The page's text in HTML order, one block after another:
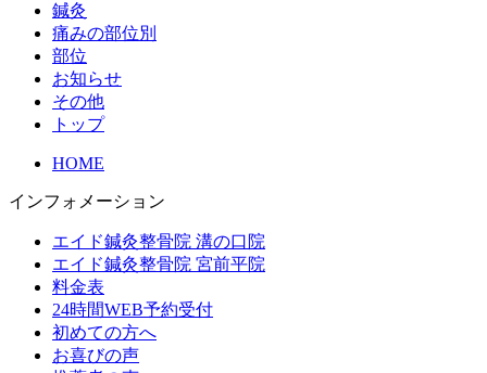
鍼灸
痛みの部位別
部位
お知らせ
その他
トップ
HOME
インフォメーション
エイド鍼灸整骨院 溝の口院
エイド鍼灸整骨院 宮前平院
料金表
24時間WEB予約受付
初めての方へ
お喜びの声